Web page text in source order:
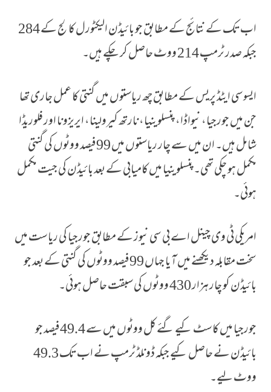
اب تک کے نتائج کے مطابق جو بائیڈن الیکٹورل کالج کے 284
جبکہ صدر ٹرمپ 214 ووٹ حاصل کر چکے ہیں۔
ایسوسی ایٹڈ پریس کے مطابق چھ ریاستوں میں گنتی کا عمل جاری تھا
جن میں جورجیا، نیواڈا، پنسلوینیا، نارتھ کیرولینا، ایریزونا اور فلوریڈا
شامل ہیں۔ ان میں سے چار ریاستوں میں 99 فیصد ووٹوں کی گنتی
مکمل ہو چکی تھی۔پنسلوینیا میں کامیابی کے بعد بائیڈن کی جیت مکمل
ہوئی۔
امریکی ٹی وی چینل اے بی سی نیوز کے مطابق جورجیا کی ریاست میں
سخت مقابلہ دیکھنے میں آ یا جہاں 99 فیصد ووٹوں کی گنتی کے بعد جو
بائیڈن کو چار ہزار 430 ووٹوں کی سبقت حاصل ہوئی۔
جورجیا میں کاسٹ کیے گئے کل ووٹوں میں سے 49.4 فیصد جو
بائیڈن نے حاصل کیے جبکہ ڈونلڈ ٹرمپ نے اب تک 49.3
ووٹ لیے۔